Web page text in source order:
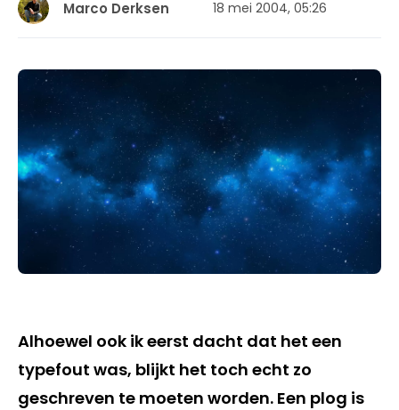
Marco Derksen 18 mei 2004, 05:26
Alhoewel ook ik eerst dacht dat het een
typefout was, blijkt het toch echt zo
geschreven te moeten worden. Een plog is